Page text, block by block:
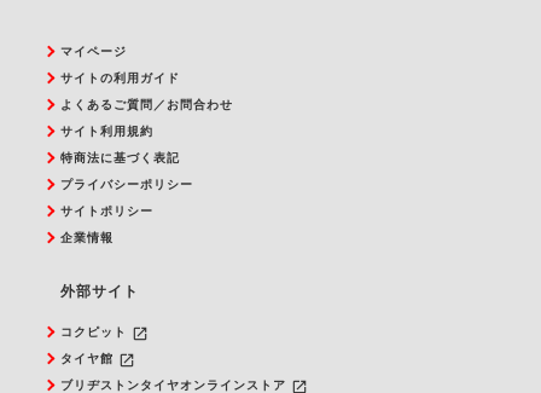
マイページ
サイトの利用ガイド
よくあるご質問／お問合わせ
サイト利用規約
特商法に基づく表記
プライバシーポリシー
サイトポリシー
企業情報
外部サイト
コクピット launch
タイヤ館 launch
ブリヂストンタイヤオンラインストア launch